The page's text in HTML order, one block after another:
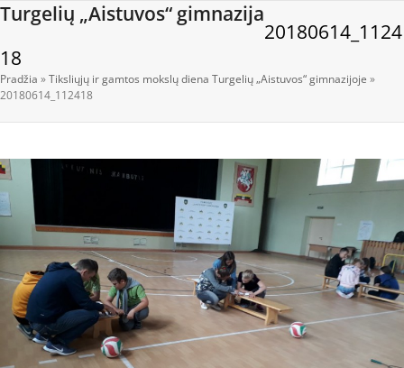
Skip
content
Turgelių „Aistuvos“ gimnazija
Open
menu
Close
menu
20180614_1124
18
Pradžia »Tiksliųjų ir gamtos mokslų diena Turgelių „Aistuvos“ gimnazijoje »
20180614_112418